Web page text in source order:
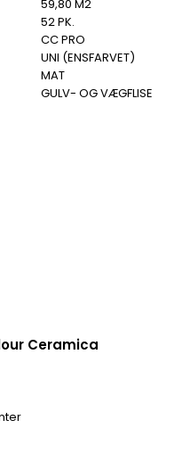
59,80 M2
52 PK.
CC PRO
UNI (ENSFARVET)
MAT
GULV- OG VÆGFLISE
Ceramica